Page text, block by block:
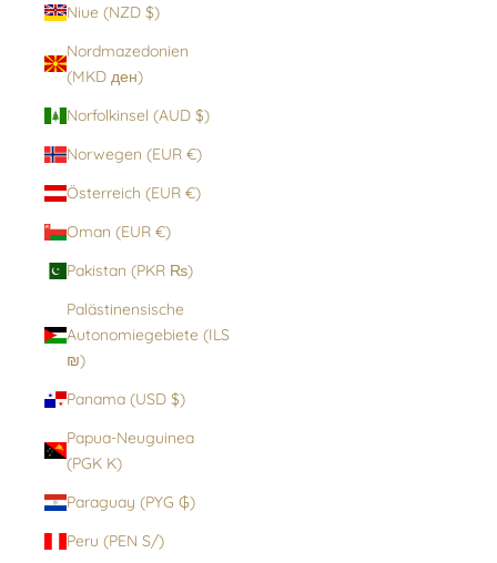
Niue (NZD $)
Nordmazedonien
(MKD ден)
Norfolkinsel (AUD $)
Norwegen (EUR €)
Österreich (EUR €)
Oman (EUR €)
Pakistan (PKR ₨)
Palästinensische
Autonomiegebiete (ILS
₪)
Panama (USD $)
Papua-Neuguinea
(PGK K)
Paraguay (PYG ₲)
Peru (PEN S/)